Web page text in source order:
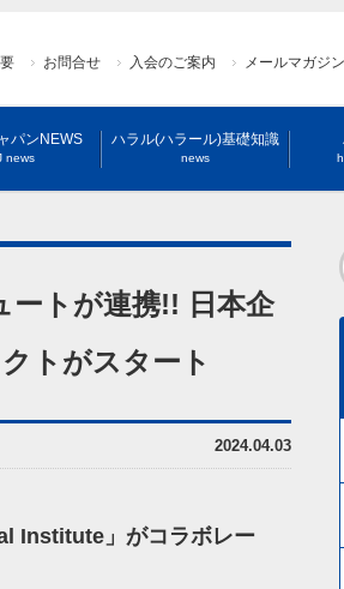
お問合せ 入会のご案内 メールマガジン
パンNEWS
news
ハラル(ハラール)基礎知識
news
ートが連携!! 日本企
トがスタート
2024.04.03
Institute」 がコラボレー